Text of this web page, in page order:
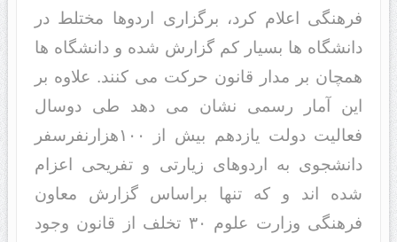
فرهنگی اعلام کرد، برگزاری اردوها مختلط در
دانشگاه ها بسیار کم گزارش شده و دانشگاه ها
همچان بر مدار قانون حرکت می کنند. علاوه بر
این آمار رسمی نشان می دهد طی دوسال
فعالیت دولت یازدهم بیش از ۱۰۰هزارنفرسفر
دانشجوی به اردوهای زیارتی و تفریحی اعزام
شده اند و که تنها براساس گزارش معاون
فرهنگی وزارت علوم ۳۰ تخلف از قانون وجود